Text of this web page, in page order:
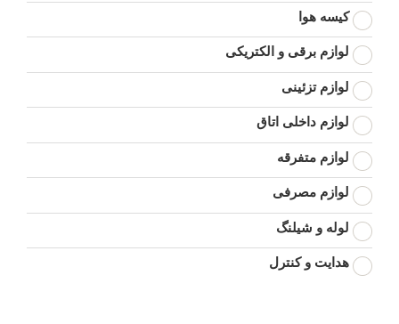
کیسه هوا
لوازم برقی و الکتریکی
لوازم تزئینی
لوازم داخلی اتاق
لوازم متفرقه
لوازم مصرفی
لوله و شیلنگ
هدایت و کنترل